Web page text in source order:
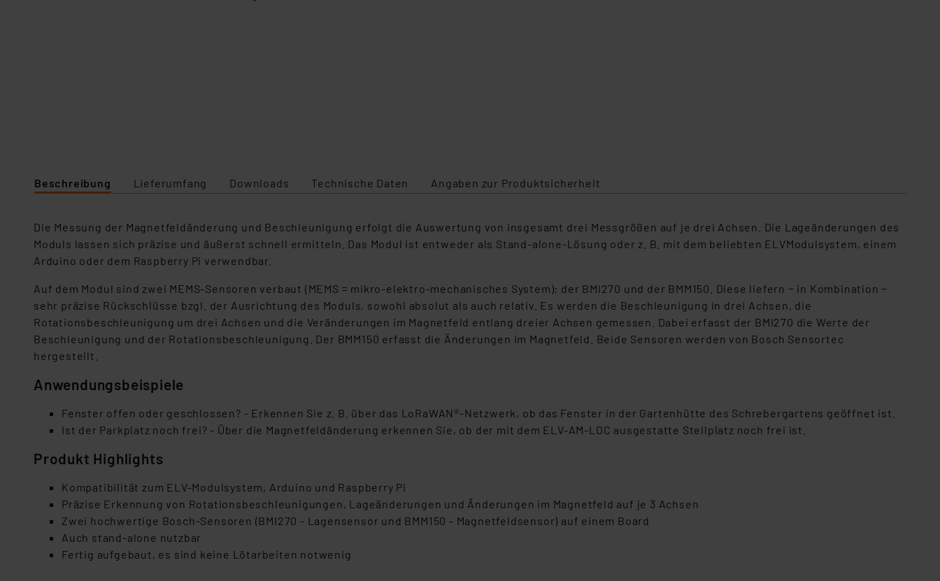
Beschreibung Lieferumfang Downloads Technische Daten Angaben zur Produktsicherheit
Die Messung der Magnetfeldänderung und Beschleunigung erfolgt die Auswertung von insgesamt drei Messgrößen auf je drei Achsen. Die Lageänderungen des
Moduls lassen sich präzise und äußerst schnell ermitteln. Das Modul ist entweder als Stand-alone-Lösung oder z. B. mit dem beliebten ELVModulsystem, einem
Arduino oder dem Raspberry Pi verwendbar.
Auf dem Modul sind zwei MEMS-Sensoren verbaut (MEMS = mikro-elektro-mechanisches System): der BMI270 und der BMM150. Diese liefern − in Kombination −
sehr präzise Rückschlüsse bzgl. der Ausrichtung des Moduls, sowohl absolut als auch relativ. Es werden die Beschleunigung in drei Achsen, die
Rotationsbeschleunigung um drei Achsen und die Veränderungen im Magnetfeld entlang dreier Achsen gemessen. Dabei erfasst der BMI270 die Werte der
Beschleunigung und der Rotationsbeschleunigung. Der BMM150 erfasst die Änderungen im Magnetfeld. Beide Sensoren werden von Bosch Sensortec
hergestellt.
Anwendungsbeispiele
Fenster offen oder geschlossen? - Erkennen Sie z. B. über das LoRaWAN®-Netzwerk, ob das Fenster in der Gartenhütte des Schrebergartens geöffnet ist.
Ist der Parkplatz noch frei? - Über die Magnetfeldänderung erkennen Sie, ob der mit dem ELV-AM-LOC ausgestatte Stellplatz noch frei ist.
Produkt Highlights
Kompatibilität zum ELV-Modulsystem, Arduino und Raspberry Pi
Präzise Erkennung von Rotationsbeschleunigungen, Lageänderungen und Änderungen im Magnetfeld auf je 3 Achsen
Zwei hochwertige Bosch-Sensoren (BMI270 - Lagensensor und BMM150 - Magnetfeldsensor) auf einem Board
Auch stand-alone nutzbar
Fertig aufgebaut, es sind keine Lötarbeiten notwenig